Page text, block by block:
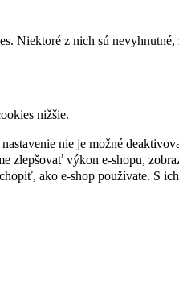
Niektoré z nich sú
nižšie.
nie je možné
zlepšovať výkon e-shopu,
ako e-shop používate. S